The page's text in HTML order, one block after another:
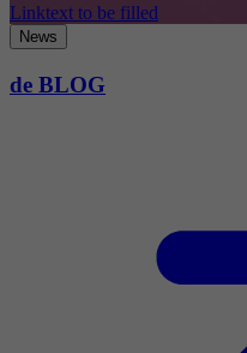
Linktext to be filled
News
de BLOG